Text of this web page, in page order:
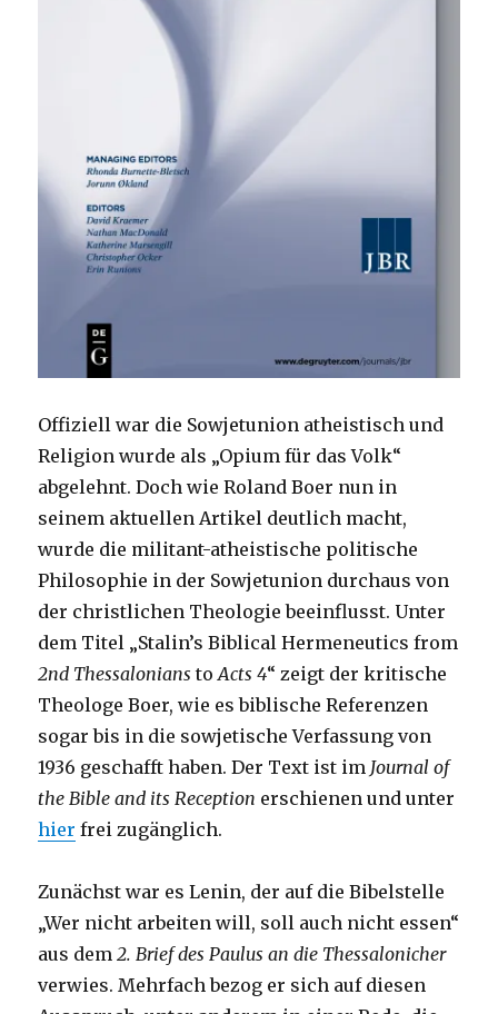
Offiziell war die Sowjetunion atheistisch und
Religion wurde als „Opium für das Volk“
abgelehnt. Doch wie Roland Boer nun in
seinem aktuellen Artikel deutlich macht,
wurde die militant-atheistische politische
Philosophie in der Sowjetunion durchaus von
der christlichen Theologie beeinflusst. Unter
dem Titel „Stalin’s Biblical Hermeneutics from
2nd Thessalonians toActs 4“ zeigt der kritische
Theologe Boer, wie es biblische Referenzen
sogar bis in die sowjetische Verfassung von
1936 geschafft haben. Der Text ist im Journal of
the Bible and its Reception erschienen und unter
hier frei zugänglich.
Zunächst war es Lenin, der auf die Bibelstelle
„Wer nicht arbeiten will, soll auch nicht essen“
aus dem2. Brief des Paulus an die Thessalonicher
verwies. Mehrfach bezog er sich auf diesen